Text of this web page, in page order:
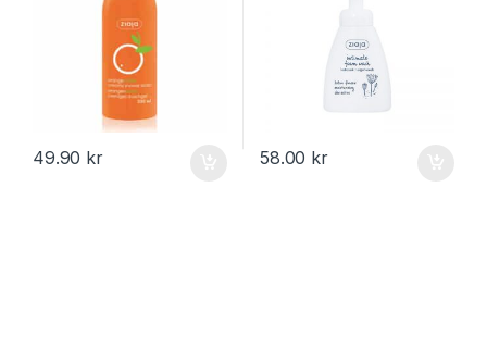
49.90 kr 58.00 kr